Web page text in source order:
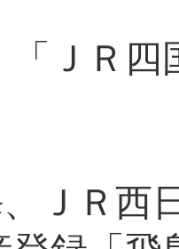
「ＪＲ
ＪＲ西